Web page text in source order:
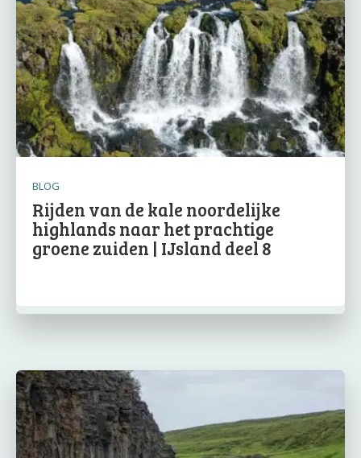
BLOG
Rijden van de kale noordelijke
highlands naar het prachtige
groene zuiden | IJsland deel 8